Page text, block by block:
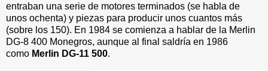
entraban una serie de motores terminados (se habla de
unos ochenta) y piezas para producir unos cuantos más
(sobre los 150). En 1984 se comienza a hablar de la Merlin
DG-8 400 Monegros, aunque al final saldría en 1986
como Merlin DG-11 500.